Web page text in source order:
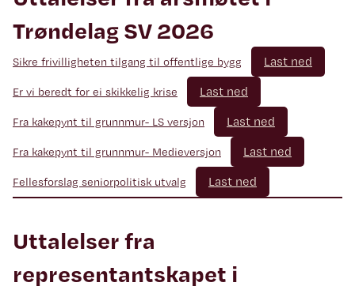
Trøndelag SV 2026
Sikre frivilligheten tilgang til offentlige bygg Last ned
Er vi beredt for ei skikkelig krise Last ned
Fra kakepynt til grunnmur- LS versjon Last ned
Fra kakepynt til grunnmur- Medieversjon Last ned
Fellesforslag seniorpolitisk utvalg Last ned
Uttalelser fra
representantskapet i